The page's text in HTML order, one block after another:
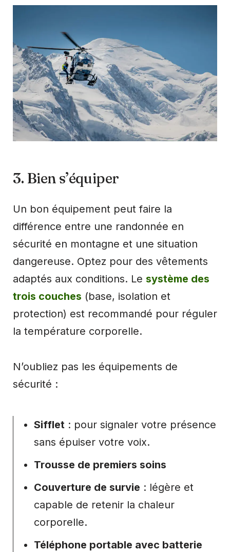
3. Bien s’équiper
Un bon équipement peut faire la
différence entre une randonnée en
sécurité en montagne et une situation
dangereuse. Optez pour des vêtements
adaptés aux conditions. Le système des
trois couches (base, isolation et
protection) est recommandé pour réguler
la température corporelle.
N’oubliez pas les équipements de
sécurité :
Sifflet : pour signaler votre présence
sans épuiser votre voix.
Trousse de premiers soins
Couverture de survie : légère et
capable de retenir la chaleur
corporelle.
Téléphone portable avec batterie